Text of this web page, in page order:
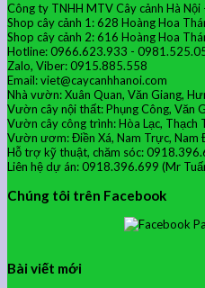
Công ty TNHH MTV Cây cảnh Hà
Shop cây cảnh 1: 628 Hoàng Hoa
Shop cây cảnh 2: 616 Hoàng Hoa
Hotline: 0966.623.933 -
Zalo, Viber: 0915.885.558
Email: viet@caycanhhanoi.com
Nhà vườn: Xuân Quan, Văn Giang,
Vườn cây nội thất: Phụng Công, Văn
Vườn cây công trình: Hòa Lạc, Thạch
Vườn ươm: Điền Xá, Nam Trực, Nam
Hỗ trợ kỹ thuật, chăm sóc:
Liên hệ dự án: 0918.396.699 (Mr
Chúng tôi trên Facebook
Bài viết mới